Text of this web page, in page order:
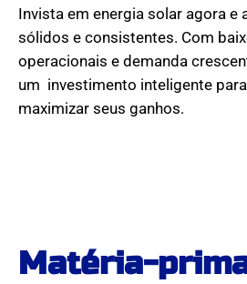
Invista em energia solar agora e
sólidos e consistentes. Com
operacionais e demanda
um investimento inteligente
maximizar seus ganhos.
Matéria-